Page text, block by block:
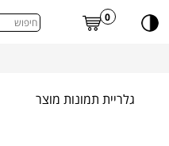
0
גלריית תמונות מוצר